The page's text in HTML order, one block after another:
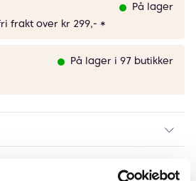
På lager
frakt over kr 299,- *
På lager i 97 butikker